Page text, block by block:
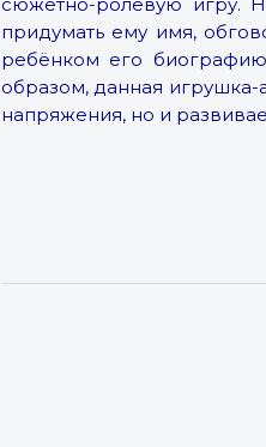
придумать ему имя,
ребёнком его
образом, данная игрушка-
напряжения, но и